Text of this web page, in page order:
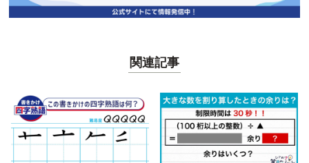
関連記事